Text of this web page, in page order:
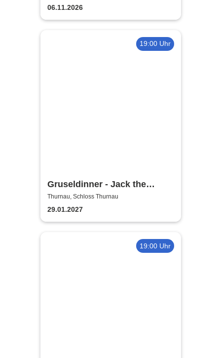
06.11.2026
19:00 Uhr
Gruseldinner - Jack the
Ripper
Thurnau, Schloss Thurnau
29.01.2027
19:00 Uhr